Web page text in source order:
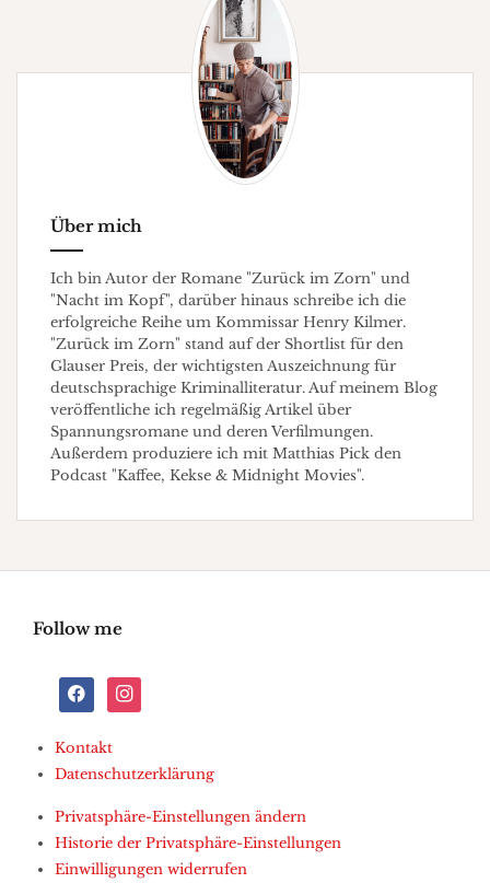
Über mich
Ich bin Autor der Romane "Zurück im Zorn" und
"Nacht im Kopf", darüber hinaus schreibe ich die
erfolgreiche Reihe um Kommissar Henry Kilmer.
"Zurück im Zorn" stand auf der Shortlist für den
Glauser Preis, der wichtigsten Auszeichnung für
deutschsprachige Kriminalliteratur. Auf meinem Blog
veröffentliche ich regelmäßig Artikel über
Spannungsromane und deren Verfilmungen.
Außerdem produziere ich mit Matthias Pick den
Podcast "Kaffee, Kekse & Midnight Movies".
Follow me
facebookinstagram
Kontakt
Datenschutzerklärung
Privatsphäre-Einstellungen ändern
Historie der Privatsphäre-Einstellungen
Einwilligungen widerrufen